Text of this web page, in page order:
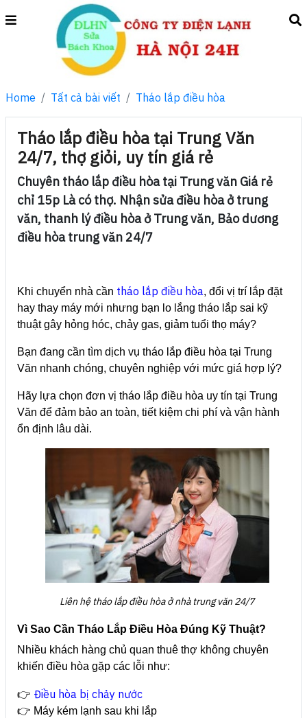
Home Tất cả bài viết Tháo lắp điều hòa
Tháo lắp điều hòa tại Trung Văn
24/7, thợ giỏi, uy tín giá rẻ
Chuyên tháo lắp điều hòa tại Trung văn Giá rẻ
chỉ 15p Là có thợ. Nhận sửa điều hòa ở trung
văn, thanh lý điều hòa ở Trung văn, Bảo dương
điều hòa trung văn 24/7
Khi chuyển nhà cần tháo lắp điều hòa, đổi vị trí lắp đặt
hay thay máy mới nhưng bạn lo lắng tháo lắp sai kỹ
thuật gây hỏng hóc, chảy gas, giảm tuổi thọ máy?
Bạn đang cần tìm dịch vụ tháo lắp điều hòa tại Trung
Văn nhanh chóng, chuyên nghiệp với mức giá hợp lý?
Hãy lựa chọn đơn vị tháo lắp điều hòa uy tín tại Trung
Văn để đảm bảo an toàn, tiết kiệm chi phí và vận hành
ổn định lâu dài.
Liên hệ tháo lắp điều hòa ở nhà trung văn 24/7
Vì Sao Cần Tháo Lắp Điều Hòa Đúng Kỹ Thuật?
Nhiều khách hàng chủ quan thuê thợ không chuyên
khiến điều hòa gặp các lỗi như:
👉 Điều hòa bị chảy nước
👉 Máy kém lạnh sau khi lắp